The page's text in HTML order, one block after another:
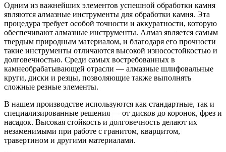
Одним из важнейших элементов успешной обработки камня
являются алмазные инструменты для обработки камня. Эта
процедура требует особой точности и аккуратности, которую
обеспечивают алмазные инструменты. Алмаз является самым
твердым природным материалом, и благодаря его прочности
такие инструменты отличаются высокой износостойкостью и
долговечностью. Среди самых востребованных в
камнеобрабатывающей отрасли — алмазные шлифовальные
круги, диски и резцы, позволяющие также выполнять
сложные резные элементы.
В нашем производстве используются как стандартные, так и
специализированные решения — от дисков до коронок, фрез и
насадок. Высокая стойкость и долговечность делают их
незаменимыми при работе с гранитом, кварцитом,
травертином и другими материалами.